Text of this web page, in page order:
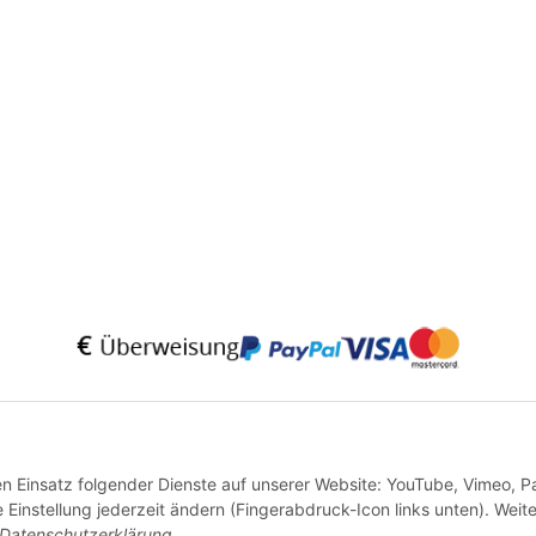
Einsatz folgender Dienste auf unserer Website: YouTube, Vimeo,
jederzeit ändern (Fingerabdruck-Icon links unten).
VERTRAG WIDERRUFEN